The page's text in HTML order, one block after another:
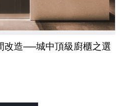
改造──城中頂級廚櫃之選